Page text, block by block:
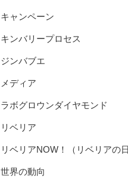
キャンペーン
キンバリープロセス
ジンバブエ
メディア
ラボグロウンダイヤモンド
リベリア
リベリアNOW！（リベリアの日
世界の動向